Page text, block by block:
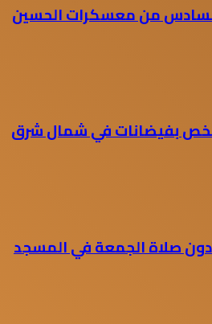
السادس من معسكرات الحسين
نحو 100 شخص بفيضانات في شمال شرق
صلاة الجمعة في المسجد